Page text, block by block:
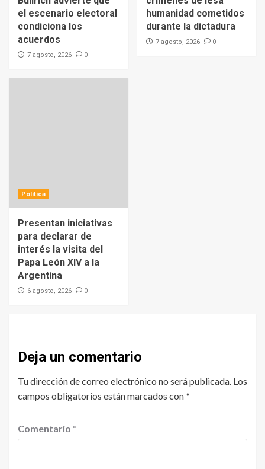
el escenario electoral
condiciona los
acuerdos
7 agosto, 2026 0
humanidad cometidos
durante la dictadura
7 agosto, 2026 0
Política
Presentan iniciativas
para declarar de
interés la visita del
Papa León XIV a la
Argentina
6 agosto, 2026 0
Deja un comentario
Tu dirección de correo electrónico no será publicada. Los
campos obligatorios están marcados con*
Comentario *